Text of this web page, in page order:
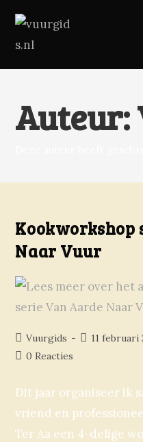
Auteur:
Kookworkshop
Naar Vuur
Vuurgids 11 februari
0 Reacties
Dit jaar organiseer ik
vriend en
Ter Aa een 4-delige